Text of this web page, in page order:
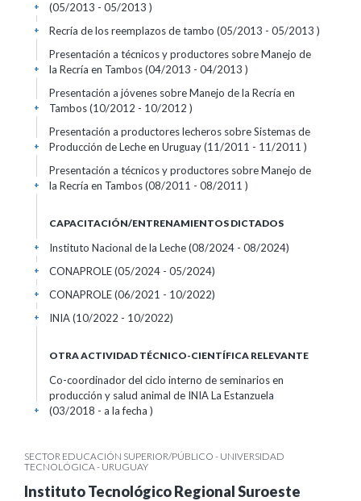
(05/2013 - 05/2013 )
+
Recría de los reemplazos de tambo (05/2013 - 05/2013 )
+
Presentación a técnicos y productores sobre Manejo de
la Recría en Tambos (04/2013 - 04/2013 )
+
Presentación a jóvenes sobre Manejo de la Recría en
Tambos (10/2012 - 10/2012 )
+
Presentación a productores lecheros sobre Sistemas de
Producción de Leche en Uruguay (11/2011 - 11/2011 )
+
Presentación a técnicos y productores sobre Manejo de
la Recría en Tambos (08/2011 - 08/2011 )
+
CAPACITACIÓN/ENTRENAMIENTOS DICTADOS
Instituto Nacional de la Leche (08/2024 - 08/2024)
+
CONAPROLE (05/2024 - 05/2024)
+
CONAPROLE (06/2021 - 10/2022)
+
INIA (10/2022 - 10/2022)
+
OTRA ACTIVIDAD TÉCNICO-CIENTÍFICA RELEVANTE
Co-coordinador del ciclo interno de seminarios en
producción y salud animal de INIA La Estanzuela
(03/2018 - a la fecha )
+
SECTOR EDUCACIÓN SUPERIOR/PÚBLICO - UNIVERSIDAD
TECNOLÓGICA - URUGUAY
Instituto Tecnológico Regional Suroeste